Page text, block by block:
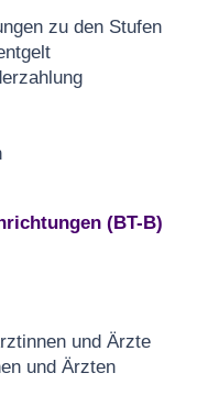
zu den Stufen
(BT-B)
und Ärzte
und Ärzten